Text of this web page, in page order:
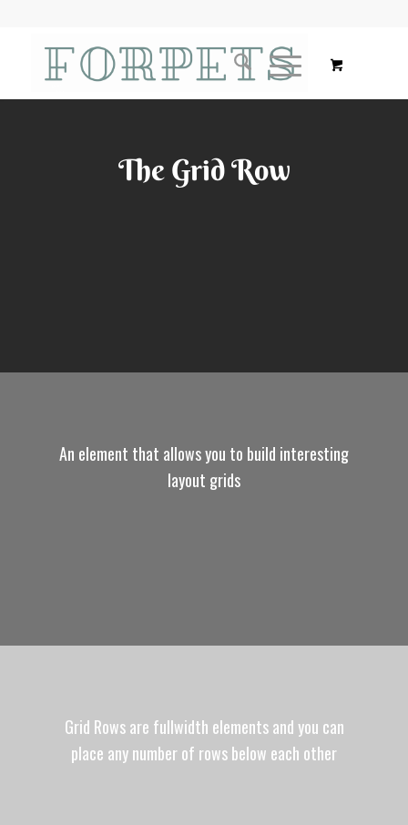
The Grid Row
An element that allows you to build interesting
layout grids
Grid Rows are fullwidth elements and you can
place any number of rows below each other